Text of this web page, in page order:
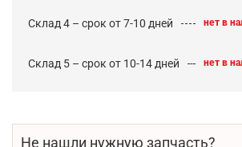
Склад 4 – срок от 7-10 дней нет в
Склад 5 – срок от 10-14 дней нет в
Не нашли нужную запчасть?